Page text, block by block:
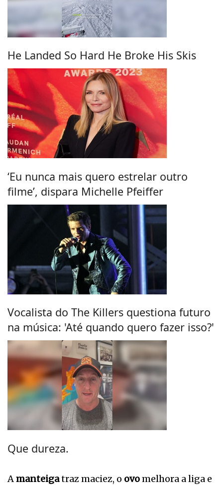
He Landed So Hard He Broke His Skis
‘Eu nunca mais quero estrelar outro
filme’, dispara Michelle Pfeiffer
Vocalista do The Killers questiona futuro
na música: 'Até quando quero fazer isso?'
Que dureza.
A manteigatraz maciez, o ovomelhora a liga e